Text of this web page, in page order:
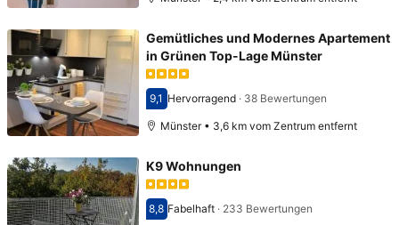
Gemütliches und Modernes Apartement
in Grünen Top-Lage Münster
Bewertet mit 9,1
9,1 Hervorragend· 38 Bewertungen
Münster • 3,6 km vom Zentrum entfernt
K9 Wohnungen
Bewertet mit 8,8
8,8 Fabelhaft· 233 Bewertungen